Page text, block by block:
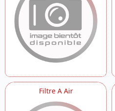
Filtre A Air